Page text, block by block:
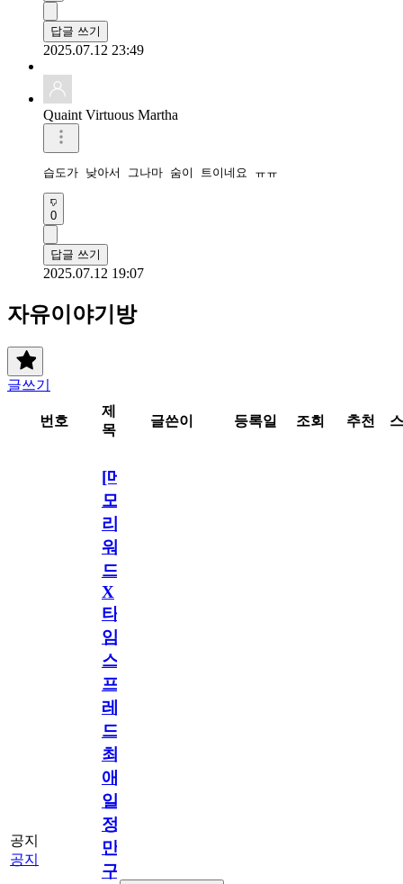
답글 쓰기
2025.07.12 23:49
Quaint Virtuous Martha
습도가 낮아서 그나마 숨이 트이네요 ㅠㅠ
0
답글 쓰기
2025.07.12 19:07
자유이야기방
글쓰기
번호
제
목
글쓴이 등록일 조회 추천
공지
공지
[메
모
리
워
드
X
타
임
스
프
레
드]
최
애
일
정
만
구